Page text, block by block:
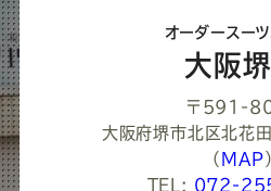
オーダースー
大阪
〒591-
大阪府堺市北区北花田
（ MAP ）
TEL: 072-